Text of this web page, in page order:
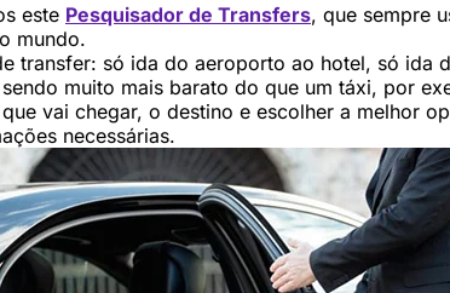
este Pesquisador de Transfers, que sempre
mundo.
transfer: só ida do aeroporto ao hotel, só ida
muito mais barato do que um táxi, por
vai chegar, o destino e escolher a melhor
necessárias.